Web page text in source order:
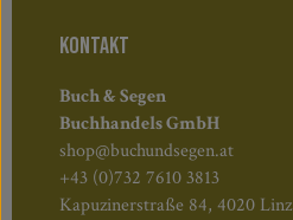
KONTAKT
Buch & Segen
Buchhandels GmbH
shop@buchundsegen.at
+43 (0)732 7610 3813
Kapuzinerstraße 84, 4020 Linz